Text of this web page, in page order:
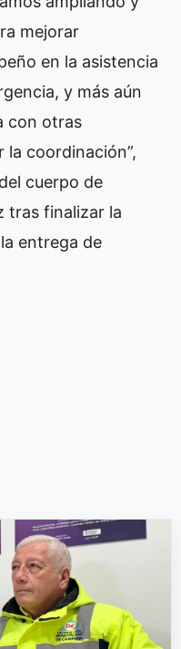
mejorar
en la asistencia
y más aún
con otras
coordinación”,
cuerpo de
tras finalizar la
entrega de